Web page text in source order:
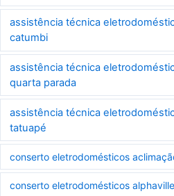
assistência técnica
catumbi
assistência técnica
quarta parada
assistência técnica
tatuapé
conserto eletrodomésticos
conserto eletrodomésticos alphaville